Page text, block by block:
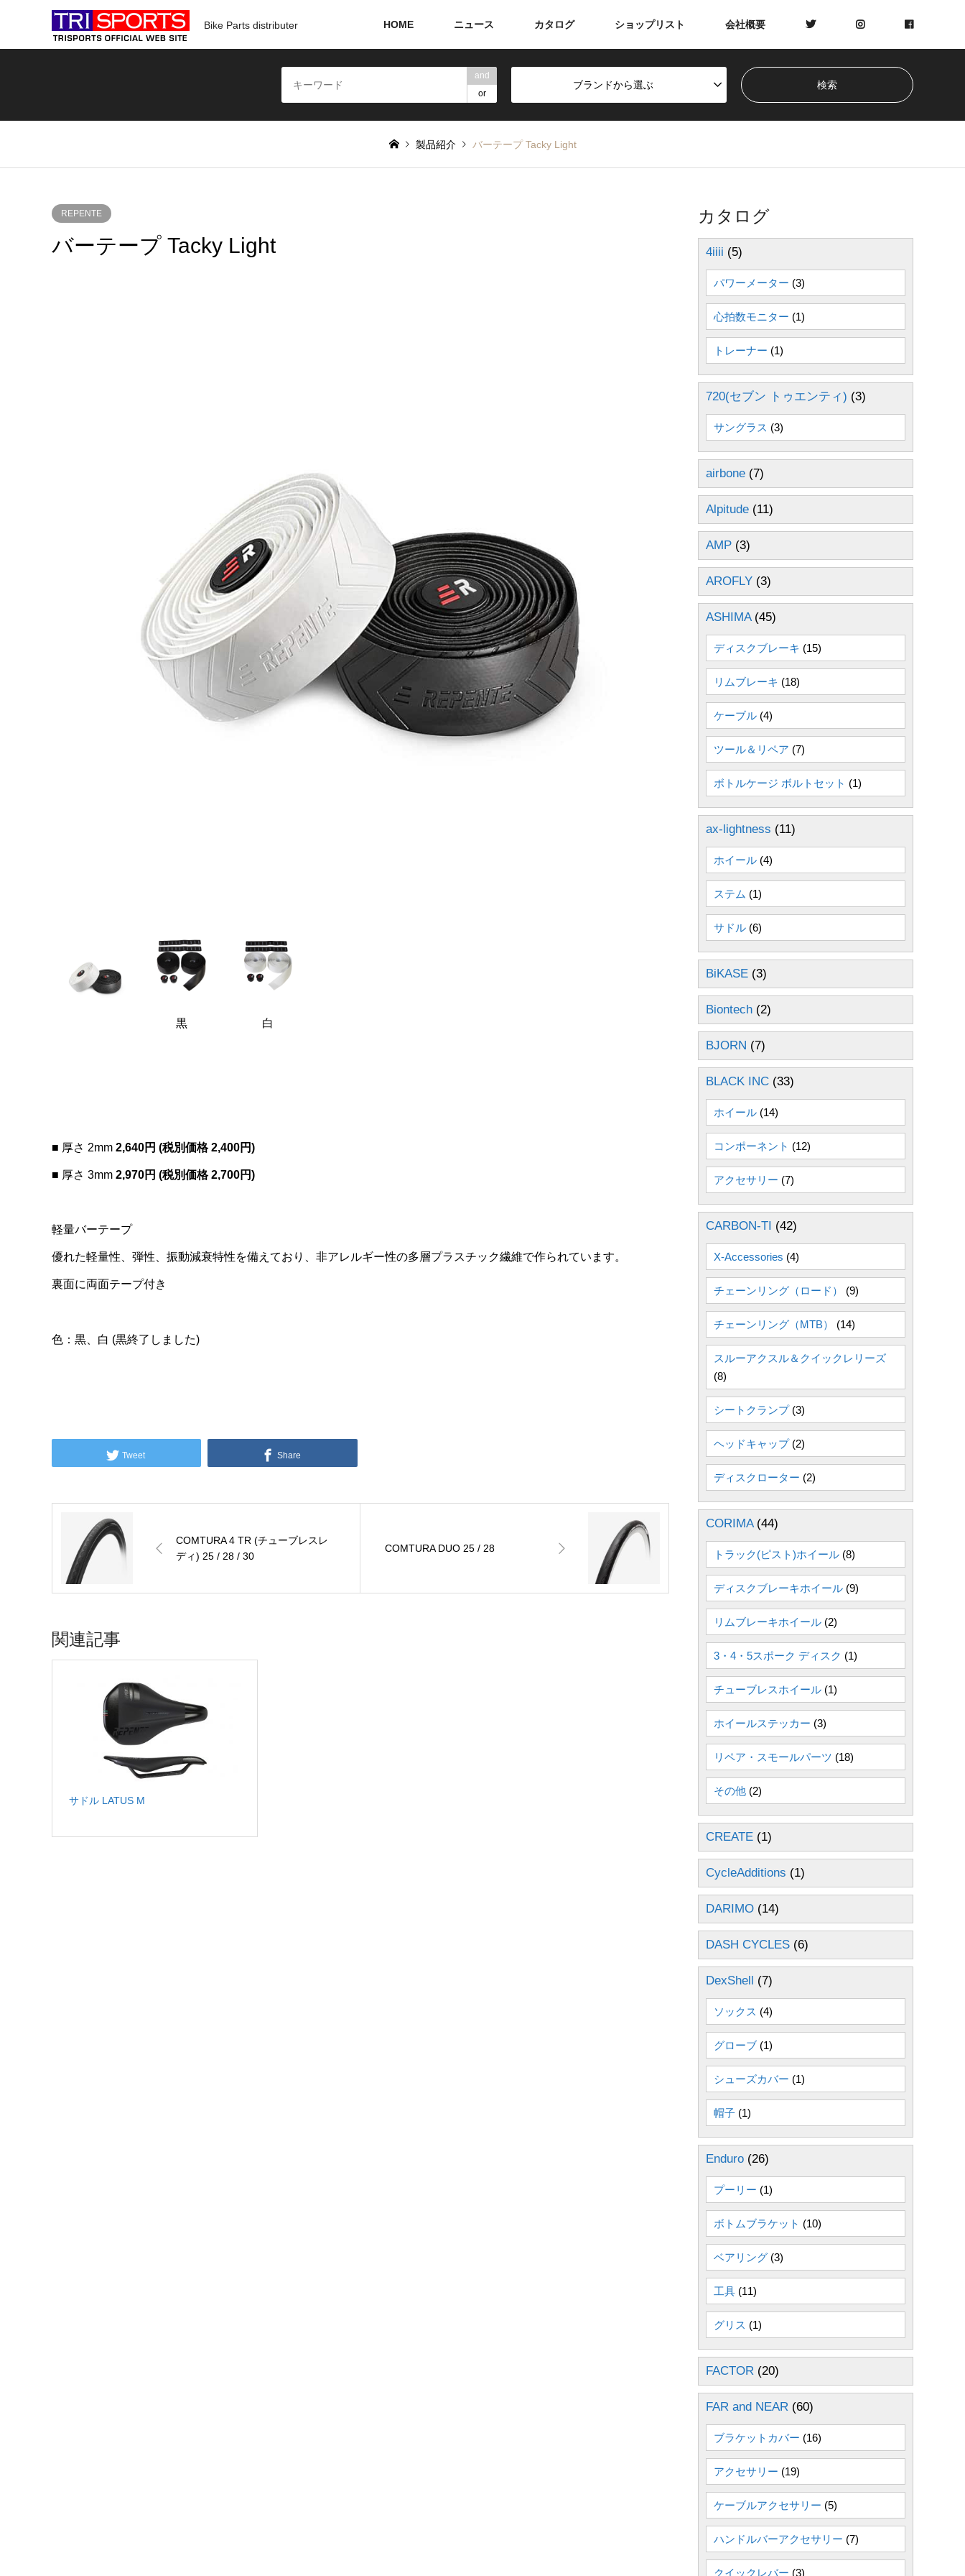
Bike Parts distributer HOME ニュース カタログ ショップリスト 会社概要
and
or
ブランドから選ぶ
製品紹介 バーテープ Tacky Light
REPENTE
バーテープ Tacky Light
黒 白
■ 厚さ 2mm 2,640円 (税別価格 2,400円)
■ 厚さ 3mm 2,970円 (税別価格 2,700円)
軽量バーテープ
優れた軽量性、弾性、振動減衰特性を備えており、非アレルギー性の多層プラスチック繊維で作られています。
裏面に両面テープ付き
色：黒、白 (黒終了しました)
Tweet Share
COMTURA 4 TR (チューブレスレ
ディ) 25 / 28 / 30
COMTURA DUO 25 / 28
関連記事
サドル LATUS M
カタログ
4iiii (5)
パワーメーター (3)
心拍数モニター (1)
トレーナー (1)
720(セブン トゥエンティ) (3)
サングラス (3)
airbone (7)
Alpitude (11)
AMP (3)
AROFLY (3)
ASHIMA(45)
ディスクブレーキ (15)
リムブレーキ (18)
ケーブル (4)
ツール＆リペア (7)
ボトルケージ ボルトセット (1)
ax-lightness (11)
ホイール (4)
ステム (1)
サドル (6)
BiKASE (3)
Biontech (2)
BJORN (7)
BLACK INC (33)
ホイール (14)
コンポーネント (12)
アクセサリー (7)
CARBON-TI (42)
X-Accessories (4)
チェーンリング（ロード） (9)
チェーンリング（MTB） (14)
スルーアクスル＆クイックレリーズ
(8)
シートクランプ(3)
ヘッドキャップ(2)
ディスクローター (2)
CORIMA(44)
トラック(ピスト)ホイール (8)
ディスクブレーキホイール (9)
リムブレーキホイール (2)
3・4・5スポーク ディスク (1)
チューブレスホイール (1)
ホイールステッカー (3)
リペア・スモールパーツ (18)
その他 (2)
CREATE (1)
CycleAdditions (1)
DARIMO (14)
DASH CYCLES (6)
DexShell (7)
ソックス (4)
グローブ (1)
シューズカバー (1)
帽子 (1)
Enduro (26)
プーリー (1)
ボトムブラケット (10)
ベアリング (3)
工具 (11)
グリス (1)
FACTOR (20)
FAR and NEAR (60)
ブラケットカバー (16)
アクセサリー (19)
ケーブルアクセサリー (5)
ハンドルバーアクセサリー (7)
クイックレバー (3)